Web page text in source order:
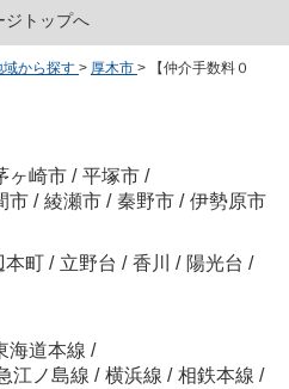
ジトップへ
から探す > 厚木市 >
【仲介手数料０
ヶ崎市 / 平塚市 /
市 / 綾瀬市 / 秦野市 / 伊勢原市
本町 / 立野台 / 香川 / 陽光台 /
海道本線 /
江ノ島線 / 横浜線 / 相鉄本線 /